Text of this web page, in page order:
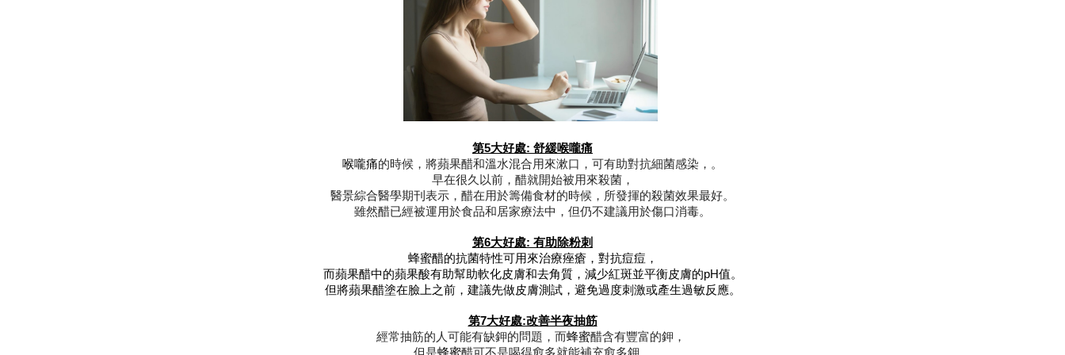
第5大好處: 舒緩喉嚨痛
喉嚨痛的時候，將蘋果醋和溫水混合用來漱口，可有助對抗細菌感染，。
早在很久以前，醋就開始被用來殺菌，
醫景綜合醫學期刊表示，醋在用於籌備食材的時候，所發揮的殺菌效果最好。
雖然醋已經被運用於食品和居家療法中，但仍不建議用於傷口消毒。
第6大好處: 有助除粉刺
蜂蜜醋的抗菌特性可用來治療痤瘡，對抗痘痘，
而蘋果醋中的蘋果酸有助幫助軟化皮膚和去角質，減少紅斑並平衡皮膚的pH值。
但將蘋果醋塗在臉上之前，建議先做皮膚測試，避免過度刺激或產生過敏反應。
第7大好處:改善半夜抽筋
經常抽筋的人可能有缺鉀的問題，而蜂蜜醋含有豐富的鉀，